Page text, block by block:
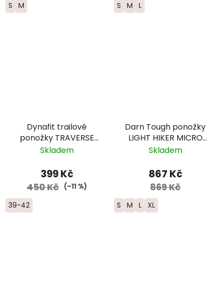
S M S M L
Dynafit trailové
ponožky TRAVERSE
CREW - šedá/růžová
Skladem
399 Kč
450 Kč (–11 %)
39-42
Darn Tough ponožky
LIGHT HIKER MICRO
CREW Lightweight
pánské - modré/šedé
Skladem
867 Kč
869 Kč
S M L XL